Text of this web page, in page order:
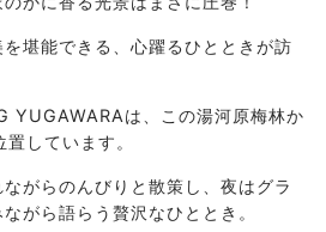
堪能できる、心躍るひとときが訪
YUGAWARAは、この湯河原梅林か
しています。
がらのんびりと散策し、夜はグラ
がら語らう贅沢なひととき。